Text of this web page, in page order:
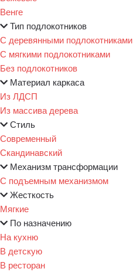
Венге
Тип подлокотников
С деревянными подлокотниками
С мягкими подлокотниками
Без подлокотников
Материал каркаса
Из ЛДСП
Из массива дерева
Стиль
Современный
Скандинавский
Механизм трансформации
С подъемным механизмом
Жесткость
Мягкие
По назначению
На кухню
В детскую
В ресторан